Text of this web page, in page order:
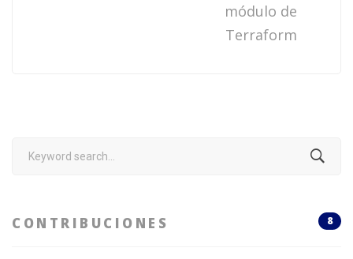
módulo de
Terraform
Search
CONTRIBUCIONES 8